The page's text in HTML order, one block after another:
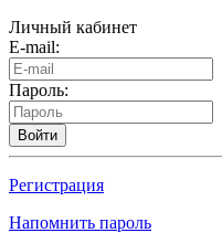
Личный кабинет
E-mail:
Пароль:
Войти
Регистрация
Напомнить пароль